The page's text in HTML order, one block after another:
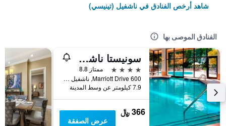
شاهد أرخص الفنادق في ناشفيل (تينيسي)
الفنادق الموصى بها
سونيستا ناشفيل أيربورت
4 نجوم
ممتاز 8.8
600 Marriott Drive, ناشفيل (تينيسي), TN, الولايات المتحدة الأميريكية
7.9 كيلومتر عن وسط المدينة
366 ﷼
عرض الصفقة